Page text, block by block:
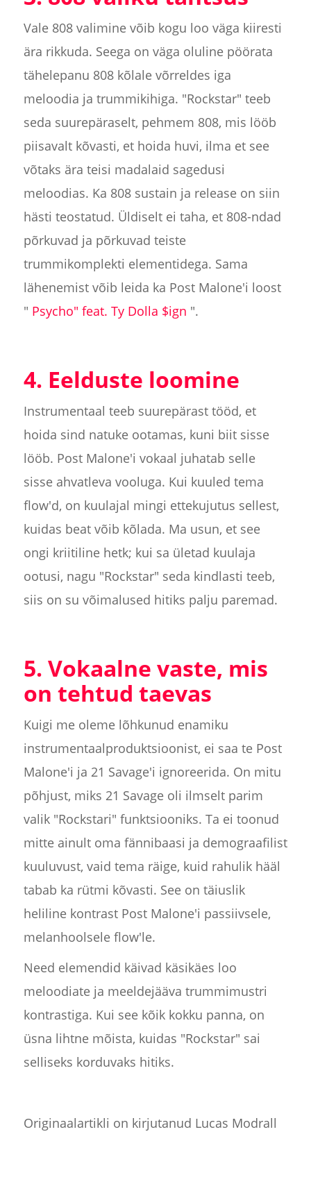
Vale 808 valimine võib kogu loo väga kiiresti
ära rikkuda. Seega on väga oluline pöörata
tähelepanu 808 kõlale võrreldes iga
meloodia ja trummikihiga. "Rockstar" teeb
seda suurepäraselt, pehmem 808, mis lööb
piisavalt kõvasti, et hoida huvi, ilma et see
võtaks ära teisi madalaid sagedusi
meloodias. Ka 808 sustain ja release on siin
hästi teostatud. Üldiselt ei taha, et 808-ndad
põrkuvad ja põrkuvad teiste
trummikomplekti elementidega. Sama
lähenemist võib leida ka Post Malone'i loost
" Psycho" feat. Ty Dolla $ign ".
4. Eelduste loomine
Instrumentaal teeb suurepärast tööd, et
hoida sind natuke ootamas, kuni biit sisse
lööb. Post Malone'i vokaal juhatab selle
sisse ahvatleva vooluga. Kui kuuled tema
flow'd, on kuulajal mingi ettekujutus sellest,
kuidas beat võib kõlada. Ma usun, et see
ongi kriitiline hetk; kui sa ületad kuulaja
ootusi, nagu "Rockstar" seda kindlasti teeb,
siis on su võimalused hitiks palju paremad.
5. Vokaalne vaste, mis
on tehtud taevas
Kuigi me oleme lõhkunud enamiku
instrumentaalproduktsioonist, ei saa te Post
Malone'i ja 21 Savage'i ignoreerida. On mitu
põhjust, miks 21 Savage oli ilmselt parim
valik "Rockstari" funktsiooniks. Ta ei toonud
mitte ainult oma fännibaasi ja demograafilist
kuuluvust, vaid tema räige, kuid rahulik hääl
tabab ka rütmi kõvasti. See on täiuslik
heliline kontrast Post Malone'i passiivsele,
melanhoolsele flow'le.
Need elemendid käivad käsikäes loo
meloodiate ja meeldejääva trummimustri
kontrastiga. Kui see kõik kokku panna, on
üsna lihtne mõista, kuidas "Rockstar" sai
selliseks korduvaks hitiks.
Originaalartikli on kirjutanud Lucas Modrall